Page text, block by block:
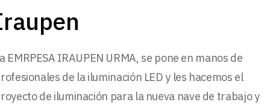
EMRPESA IRAUPEN URMA, se pone en manos de
de la iluminación LED y les hacemos el
de iluminación para la nueva nave de trabajo y